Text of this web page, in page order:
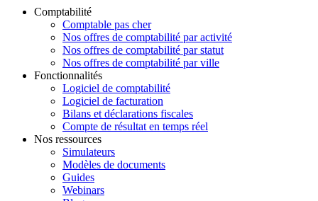
Comptabilité
Comptable pas cher
Nos offres de comptabilité par activité
Nos offres de comptabilité par statut
Nos offres de comptabilité par ville
Fonctionnalités
Logiciel de comptabilité
Logiciel de facturation
Bilans et déclarations fiscales
Compte de résultat en temps réel
Nos ressources
Simulateurs
Modèles de documents
Guides
Webinars